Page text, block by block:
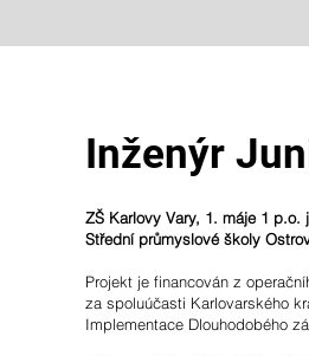
Inženýr
ZŠ Karlovy Vary, 1. máje 1 p.o.
Střední průmyslové školy
Projekt je financován z
za spoluúčasti Karlovarského
Implementace Dlouhodobého